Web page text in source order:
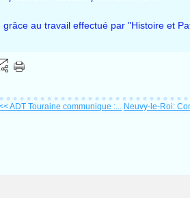
au travail effectué par "Histoire et
ADT Touraine communique :... Neuvy-le-Roi: